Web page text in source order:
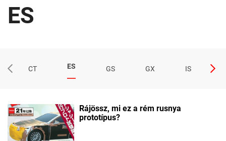
ES
CT ES GS GX IS
Rájössz, mi ez a rém rusnya
prototípus?